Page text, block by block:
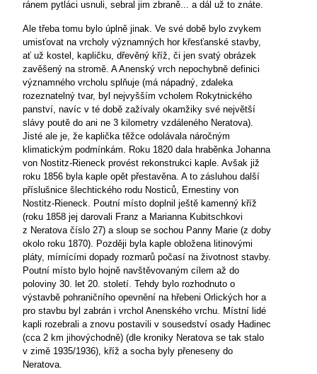
ránem pytláci usnuli, sebral jim zbraně... a dál už to znáte.
Ale třeba tomu bylo úplně jinak. Ve své době bylo zvykem
umisťovat na vrcholy významných hor křesťanské stavby,
ať už kostel, kapličku, dřevěný kříž, či jen svatý obrázek
zavěšený na stromě. A Anenský vrch nepochybně definici
významného vrcholu splňuje (má nápadný, zdaleka
rozeznatelný tvar, byl nejvyšším vcholem Rokytnického
panství, navíc v té době zažívaly okamžiky své největší
slávy poutě do ani ne 3 kilometry vzdáleného Neratova).
Jisté ale je, že kaplička těžce odolávala náročným
klimatickým podmínkám. Roku 1820 dala hraběnka Johanna
von Nostitz-Rieneck provést rekonstrukci kaple. Avšak již
roku 1856 byla kaple opět přestavěna. A to zásluhou další
příslušnice šlechtického rodu Nosticů, Ernestiny von
Nostitz-Rieneck. Poutní místo doplnil ještě kamenný kříž
(roku 1858 jej darovali Franz a Marianna Kubitschkovi
z Neratova číslo 27) a sloup se sochou Panny Marie (z doby
okolo roku 1870). Později byla kaple obložena litinovými
pláty, mírnícími dopady rozmarů počasí na životnost stavby.
Poutní místo bylo hojně navštěvovaným cílem až do
poloviny 30. let 20. století. Tehdy bylo rozhodnuto o
výstavbě pohraničního opevnění na hřebeni Orlických hor a
pro stavbu byl zabrán i vrchol Anenského vrchu. Místní lidé
kapli rozebrali a znovu postavili v sousedství osady Hadinec
(cca 2 km jihovýchodně) (dle kroniky Neratova se tak stalo
v zimě 1935/1936), kříž a socha byly přeneseny do
Neratova.